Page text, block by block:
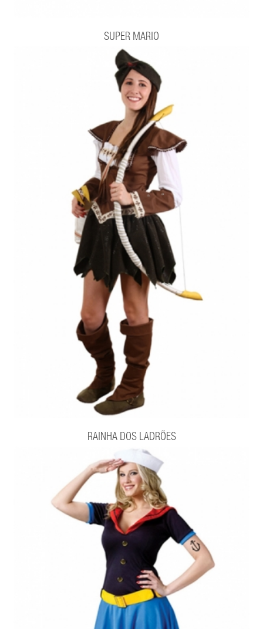
SUPER MARIO
RAINHA DOS LADRÕES